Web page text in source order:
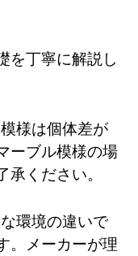
を丁寧に解説し
様は個体差が
ーブル模様の場
ください。
環境の違いで
。メーカーが理